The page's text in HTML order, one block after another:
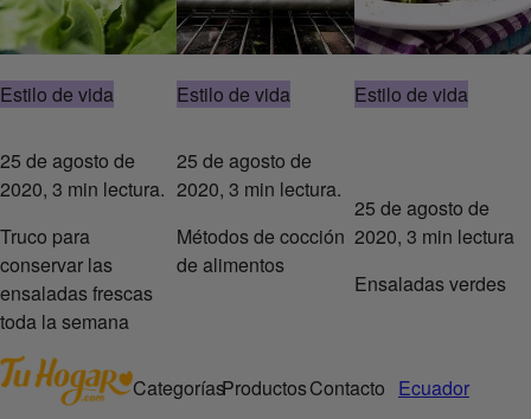
Estilo de vida
25 de agosto de
2020, 3 min lectura.
Truco para
conservar las
ensaladas frescas
toda la semana
Estilo de vida
25 de agosto de
2020, 3 min lectura.
Métodos de cocción
de alimentos
Estilo de vida
25 de agosto de
2020, 3 min lectura
Ensaladas verdes
CategoríasProductosContacto Ecuador